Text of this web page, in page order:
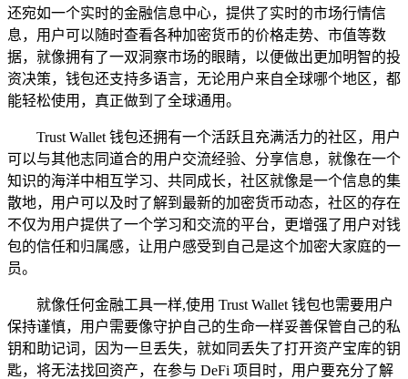
还宛如一个实时的金融信息中心，提供了实时的市场行情信
息，用户可以随时查看各种加密货币的价格走势、市值等数
据，就像拥有了一双洞察市场的眼睛，以便做出更加明智的投
资决策，钱包还支持多语言，无论用户来自全球哪个地区，都
能轻松使用，真正做到了全球通用。
Trust Wallet 钱包还拥有一个活跃且充满活力的社区，用户
可以与其他志同道合的用户交流经验、分享信息，就像在一个
知识的海洋中相互学习、共同成长，社区就像是一个信息的集
散地，用户可以及时了解到最新的加密货币动态，社区的存在
不仅为用户提供了一个学习和交流的平台，更增强了用户对钱
包的信任和归属感，让用户感受到自己是这个加密大家庭的一
员。
就像任何金融工具一样,使用 Trust Wallet 钱包也需要用户
保持谨慎，用户需要像守护自己的生命一样妥善保管自己的私
钥和助记词，因为一旦丢失，就如同丢失了打开资产宝库的钥
匙，将无法找回资产，在参与 DeFi 项目时，用户要充分了解